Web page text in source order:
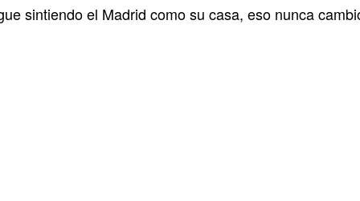
sintiendo el Madrid como su casa, eso nunca